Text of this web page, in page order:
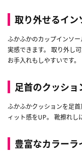
取り外せるイン
ふかふかのカップインソ
実感できます。 取り外し
お手入れもしやすいです。
足首のクッシ
ふかふかクッションを足
ィット感をUP。 靴擦れし
豊富なカラーラ